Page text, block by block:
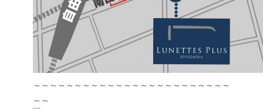
～～～～～～～～～～～～～～～～～～～～～～～～
～～